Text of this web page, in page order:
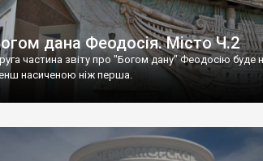
дана Феодосія. Місто Ч.2
частина звіту про "Богом дану" Феодосію буде
насиченою ніж перша.